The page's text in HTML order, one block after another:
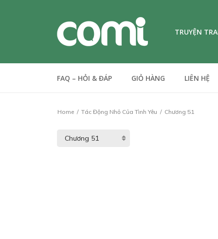
TRUYỆN
FAQ – HỎI & ĐÁP GIỎ HÀNG LIÊN HỆ
Home Tác Động Nhỏ Của Tình Yêu Chương 51